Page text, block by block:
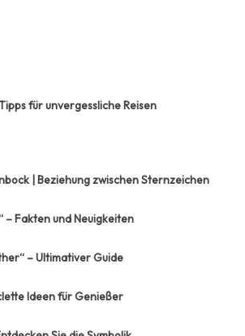
für unvergessliche Reisen
| Beziehung zwischen Sternzeichen
– Fakten und Neuigkeiten
– Ultimativer Guide
Ideen für Genießer